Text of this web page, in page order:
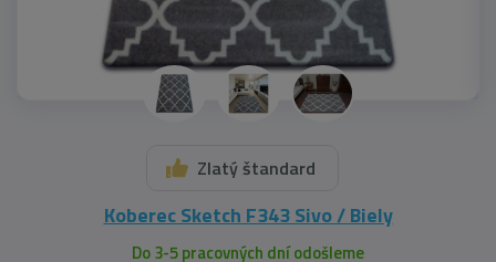
Zlatý štandard
Koberec Sketch F343 Sivo / Biely
Do 3-5 pracovných dní odošleme